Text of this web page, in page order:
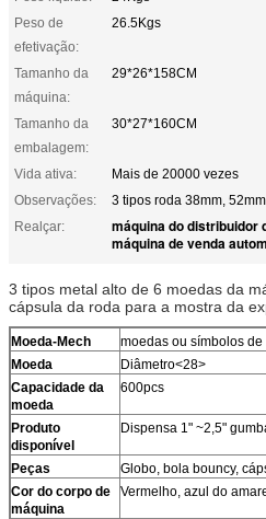
Peso de
efetivação:
26.5Kgs
Tamanho da
máquina:
29*26*158CM
Tamanho da
embalagem:
30*27*160CM
Vida ativa:
Mais de 20000 vezes
Observações:
3 tipos roda 38mm,
Realçar:
máquina do distribuidor
máquina de venda
3 tipos metal alto de 6 moedas da
cápsula da roda para a mostra da
Moeda-Mech
moedas ou símbolos de
Moeda
Diâmetro<28>
Capacidade da
moeda
600pcs
Produto
disponível
Dispensa 1" ~2,5"
Peças
Globo, bola bouncy,
Cor do corpo de
máquina
Vermelho, azul do